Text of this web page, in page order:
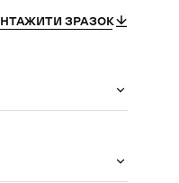
ЗРАЗОК